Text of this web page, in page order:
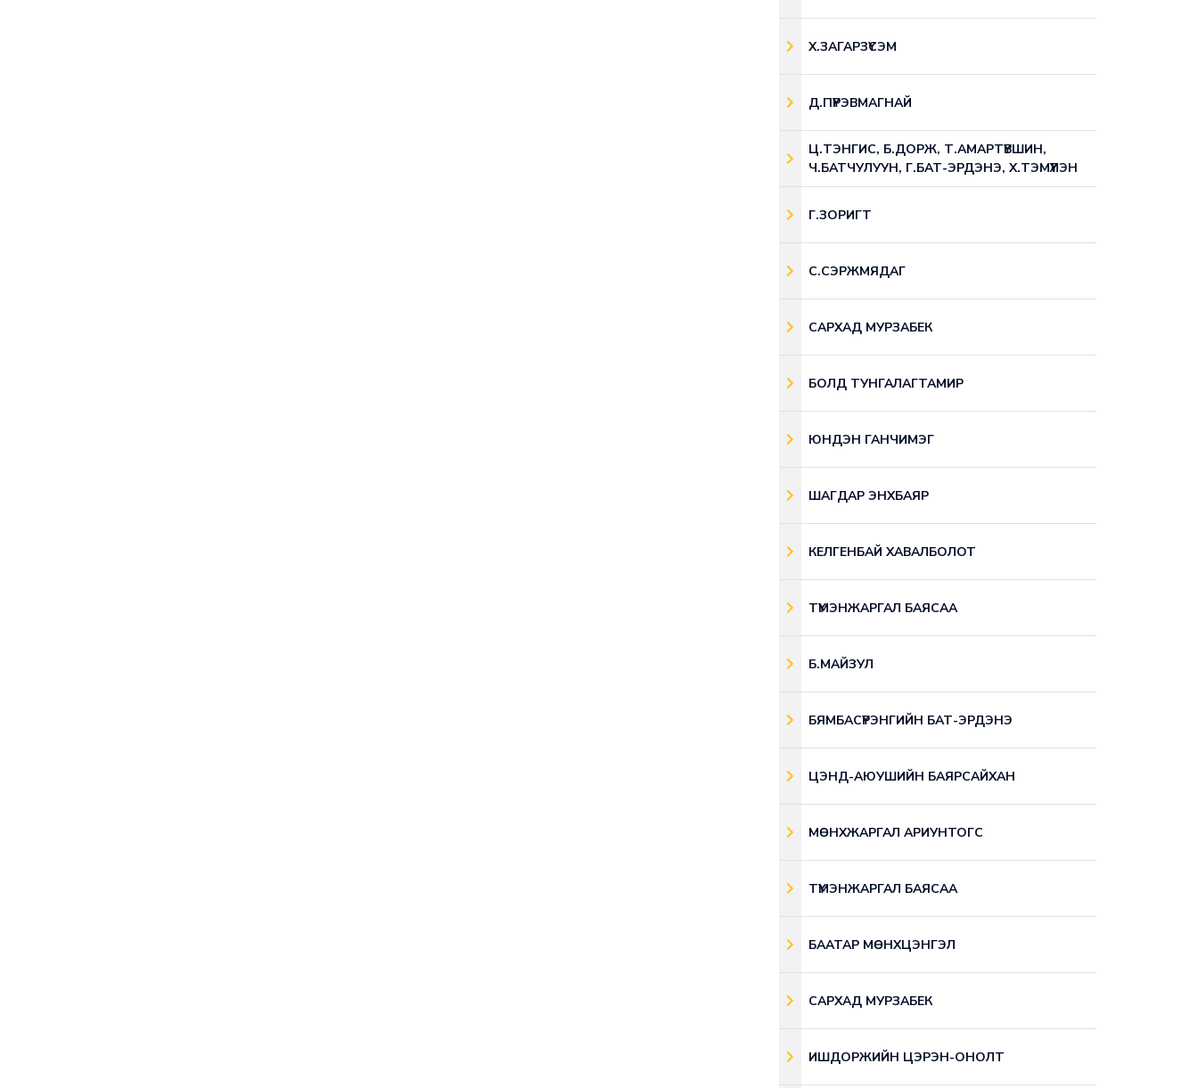
Х.ЗАГАРЗҮСЭМ
Д.ПҮРЭВМАГНАЙ
Ц.ТЭНГИС, Б.ДОРЖ, Т.АМАРТҮВШИН,
Ч.БАТЧУЛУУН, Г.БАТ-ЭРДЭНЭ, Х.ТЭМҮҮЛЭН
Г.ЗОРИГТ
С.СЭРЖМЯДАГ
САРХАД МУРЗАБЕК
БОЛД ТУНГАЛАГТАМИР
ЮНДЭН ГАНЧИМЭГ
ШАГДАР ЭНХБАЯР
КЕЛГЕНБАЙ ХАВАЛБОЛОТ
ТҮМЭНЖАРГАЛ БАЯСАА
Б.МАЙЗУЛ
БЯМБАСҮРЭНГИЙН БАТ-ЭРДЭНЭ
ЦЭНД-АЮУШИЙН БАЯРСАЙХАН
МӨНХЖАРГАЛ АРИУНТОГС
ТҮМЭНЖАРГАЛ БАЯСАА
БААТАР МӨНХЦЭНГЭЛ
САРХАД МУРЗАБЕК
ИШДОРЖИЙН ЦЭРЭН-ОНОЛТ